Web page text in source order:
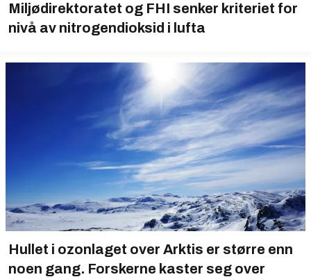
Miljødirektoratet og FHI senker kriteriet for
nivå av nitrogendioksid i lufta
Hullet i ozonlaget over Arktis er større enn
noen gang. Forskerne kaster seg over